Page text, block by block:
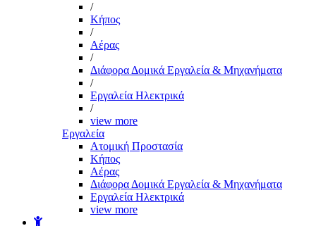
/
Kήπος
/
Αέρας
/
Διάφορα Δομικά Εργαλεία & Μηχανήματα
/
Εργαλεία Ηλεκτρικά
/
view more
Εργαλεία
Aτομική Προστασία
Kήπος
Αέρας
Διάφορα Δομικά Εργαλεία & Μηχανήματα
Εργαλεία Ηλεκτρικά
view more